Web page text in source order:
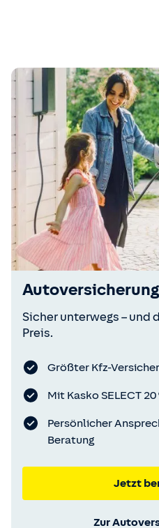
Autoversicherung
Sicher unterwegs – und
Preis.
Größter Kfz-
Mit Kasko SELECT 20
Persönlicher
Beratung
Jetzt
Zur